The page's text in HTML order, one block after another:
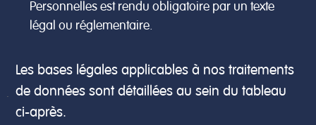
Personnelles est rendu obligatoire par un texte
légal ou réglementaire.
Les bases légales applicables à nos traitements
de données sont détaillées au sein du tableau
ci-après.